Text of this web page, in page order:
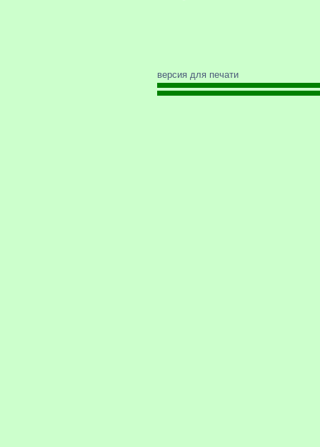
версия для печати